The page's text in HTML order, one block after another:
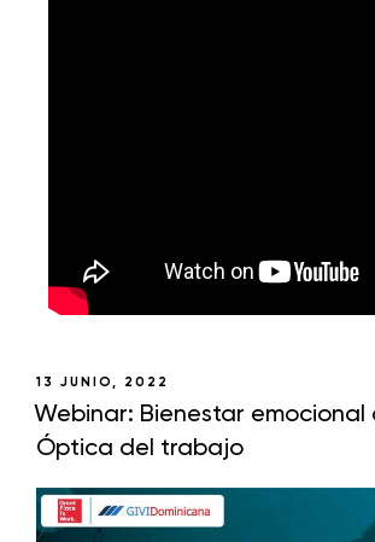
13 JUNIO, 2022
Webinar: Bienestar emocional
Óptica del trabajo